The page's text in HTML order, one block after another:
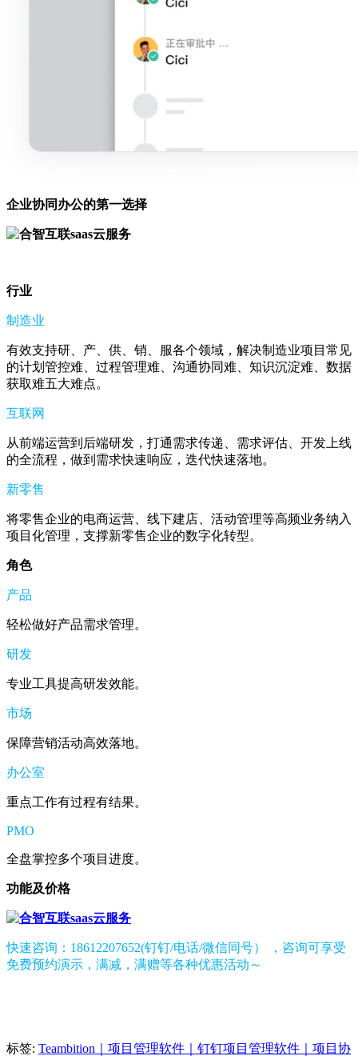
企业协同办公的第一选择
行业
制造业
有效支持研、产、供、销、服各个领域，解决制造业项目常见
的计划管控难、过程管理难、沟通协同难、知识沉淀难、数据
获取难五大难点。
互联网
从前端运营到后端研发，打通需求传递、需求评估、开发上线
的全流程，做到需求快速响应，迭代快速落地。
新零售
将零售企业的电商运营、线下建店、活动管理等高频业务纳入
项目化管理，支撑新零售企业的数字化转型。
角色
产品
轻松做好产品需求管理。
研发
专业工具提高研发效能。
市场
保障营销活动高效落地。
办公室
重点工作有过程有结果。
PMO
全盘掌控多个项目进度。
功能及价格
快速咨询：18612207652(钉钉/电话/微信同号） ，咨询可享受
免费预约演示，满减，满赠等各种优惠活动～
标签: Teambition｜项目管理软件｜钉钉项目管理软件｜项目协